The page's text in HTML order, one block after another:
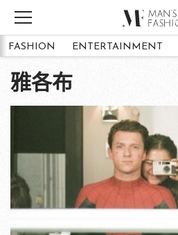
FASHION ENTERTAINMENT
雅各布